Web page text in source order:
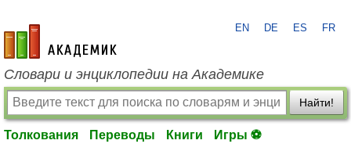
academic.ru
EN DE ES FR
Словари и энциклопедии на Академике
Найти!
Толкования Переводы Книги Игры ⚽